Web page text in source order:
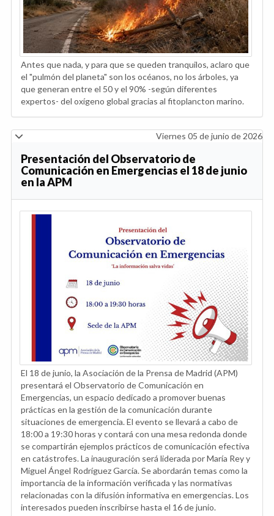
Antes que nada, y para que se queden tranquilos, aclaro que
el "pulmón del planeta" son los océanos, no los árboles, ya
que generan entre el 50 y el 90% -según diferentes
expertos- del oxígeno global gracias al fitoplancton marino.
Viernes 05 de junio de 2026
Presentación del Observatorio de
Comunicación en Emergencias el 18 de junio
en la APM
El 18 de junio, la Asociación de la Prensa de Madrid (APM)
presentará el Observatorio de Comunicación en
Emergencias, un espacio dedicado a promover buenas
prácticas en la gestión de la comunicación durante
situaciones de emergencia. El evento se llevará a cabo de
18:00 a 19:30 horas y contará con una mesa redonda donde
se compartirán ejemplos prácticos de comunicación efectiva
en catástrofes. La inauguración será liderada por María Rey y
Miguel Ángel Rodríguez García. Se abordarán temas como la
importancia de la información verificada y las normativas
relacionadas con la difusión informativa en emergencias. Los
interesados pueden inscribirse hasta el 16 de junio.